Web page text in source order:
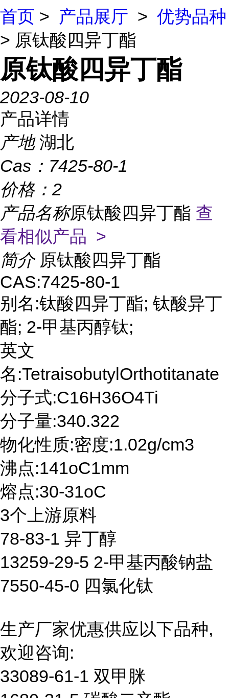
首页 > 产品展厅 > 优势品种
> 原钛酸四异丁酯
原钛酸四异丁酯
2023-08-10
产品详情
产地 湖北
Cas： 7425-80-1
价格： 2
产品名称原钛酸四异丁酯 查
看相似产品 >
简介 原钛酸四异丁酯
CAS:7425-80-1
别名:钛酸四异丁酯; 钛酸异丁
酯; 2-甲基丙醇钛;
英文
名:TetraisobutylOrthotitanate
分子式:C16H36O4Ti
分子量:340.322
物化性质:密度:1.02g/cm3
沸点:141oC1mm
熔点:30-31oC
3个上游原料
78-83-1 异丁醇
13259-29-5 2-甲基丙酸钠盐
7550-45-0 四氯化钛
生产厂家优惠供应以下品种,
欢迎咨询:
33089-61-1 双甲脒